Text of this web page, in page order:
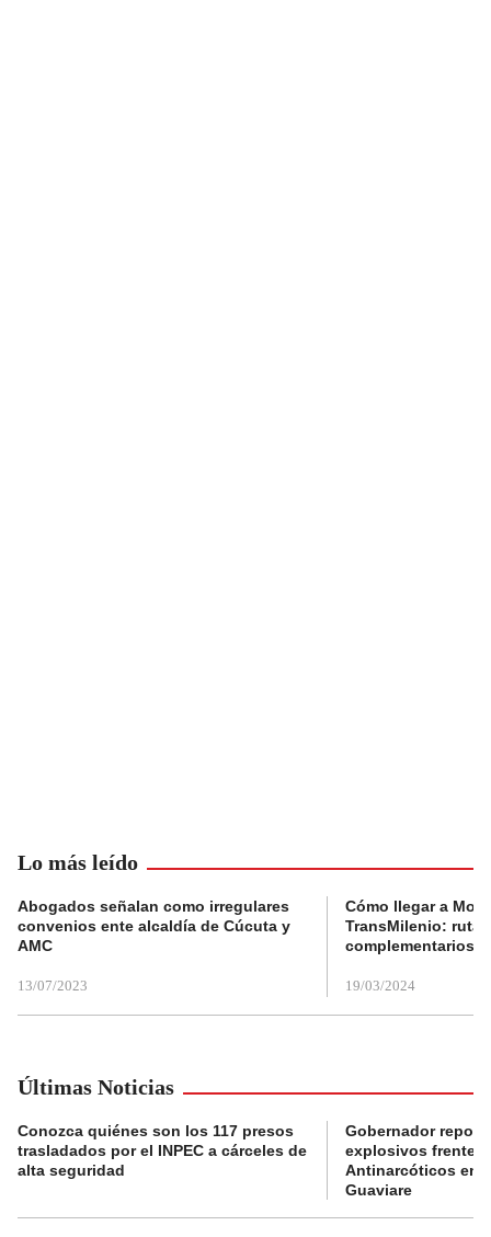
Lo más leído
Abogados señalan como irregulares
convenios ente alcaldía de Cúcuta y
AMC
13/07/2023
Cómo llegar a
TransMilenio:
complementarios
19/03/2024
Últimas Noticias
Conozca quiénes son los 117 presos
trasladados por el INPEC a cárceles de
alta seguridad
Gobernador
explosivos frente a
Antinarcóticos en
Guaviare